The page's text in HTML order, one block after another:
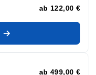
ab 122,00 €
ab 499,00 €